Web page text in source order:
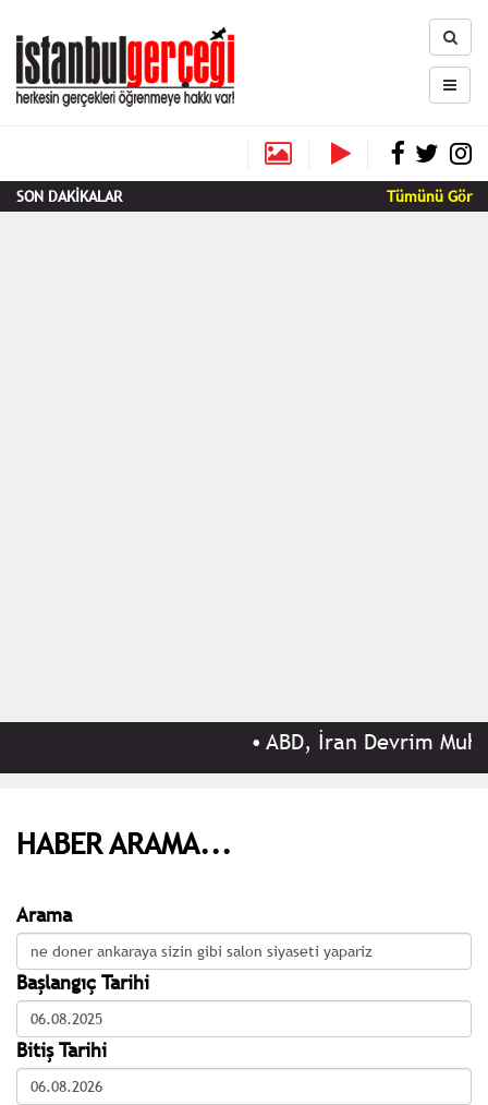
SON DAKİKALAR Tümünü Gör
•ABD, İran Devrim
HABER ARAMA...
Arama
Başlangıç Tarihi
Bitiş Tarihi